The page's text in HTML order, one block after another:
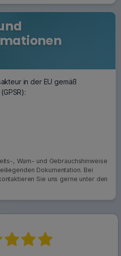
in der EU gemäß
, Warn- und Gebrauchshinweise
Dokumentation. Bei
Sie uns gerne unter den